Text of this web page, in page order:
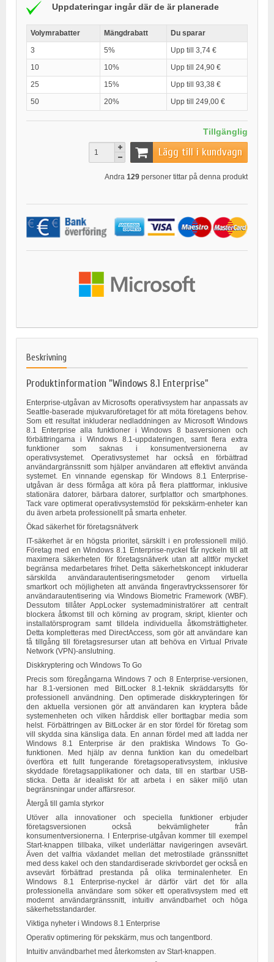
Uppdateringar ingår där de är planerade
Volymrabatter Mängdrabatt
Du sparar
3
5%
Upp till 3,74 €
10
10%
Upp till 24,90 €
25
15%
Upp till 93,38 €
50
20% Upp till 249,00 €
Tillgänglig
Lägg till i kundvagn
Andra 129 personer tittar på denna produkt
Beskrivning
Produktinformation "Windows 8.1 Enterprise"
Enterprise-utgåvan av Microsofts operativsystem har anpassats av
Seattle-baserade mjukvaruföretaget för att möta företagens behov.
Som ett resultat inkluderar nedladdningen av Microsoft Windows
8.1 Enterprise alla funktioner i Windows 8 basversionen och
förbättringarna i Windows 8.1-uppdateringen, samt flera extra
funktioner som saknas i konsumentversionerna av
operativsystemet. Operativsystemet har också en förbättrad
användargränssnitt som hjälper användaren att effektivt använda
systemet. En vinnande egenskap för Windows 8.1 Enterprise-
utgåvan är dess förmåga att köra på flera plattformar, inklusive
stationära datorer, bärbara datorer, surfplattor och smartphones.
Tack vare optimerat operativsystemstöd för pekskärm-enheter kan
du även arbeta professionellt på smarta enheter.
Ökad säkerhet för företagsnätverk
IT-säkerhet är en högsta prioritet, särskilt i en professionell miljö.
Företag med en Windows 8.1 Enterprise-nyckel får nyckeln till att
maximera säkerheten för företagsnätverk utan att alltför mycket
begränsa medarbetares frihet. Detta säkerhetskoncept inkluderar
särskilda användarautentiseringsmetoder genom virtuella
smartkort och möjligheten att använda fingeravtryckssensorer för
användarautentisering via Windows Biometric Framework (WBF).
Dessutom tillåter AppLocker systemadministratörer att centralt
blockera åtkomst till och körning av program, skript, klienter och
installatörsprogram samt tilldela individuella åtkomsträttigheter.
Detta kompletteras med DirectAccess, som gör att användare kan
få tillgång till företagsresurser utan att behöva en Virtual Private
Network (VPN)-anslutning.
Diskkryptering och Windows To Go
Precis som föregångarna Windows 7 och 8 Enterprise-versionen,
har 8.1-versionen med BitLocker 8.1-teknik skräddarsytts för
professionell användning. Den optimerade diskkrypteringen för
den aktuella versionen gör att användaren kan kryptera både
systemenheten och vilken hårddisk eller borttagbar media som
helst. Förbättringen av BitLocker är en stor fördel för företag som
vill skydda sina känsliga data. En annan fördel med att ladda ner
Windows 8.1 Enterprise är den praktiska Windows To Go-
funktionen. Med hjälp av denna funktion kan du omedelbart
överföra ett fullt fungerande företagsoperativsystem, inklusive
skyddade företagsapplikationer och data, till en startbar USB-
sticka. Detta är idealiskt för att arbeta i en säker miljö utan
begränsningar under affärsresor.
Återgå till gamla styrkor
Utöver alla innovationer och speciella funktioner erbjuder
företagsversionen också bekvämligheter från
konsumentversionerna. I Enterprise-utgåvan kommer till exempel
Start-knappen tillbaka, vilket underlättar navigeringen avsevärt.
Även det valfria växlandet mellan det metrostilade gränssnittet
med dess kakel och den standardiserade skrivbordet ger också en
avsevärt förbättrad prestanda på olika terminalenheter. En
Windows 8.1 Enterprise-nyckel är därför värt det för alla
professionella användare som söker ett operativsystem med ett
modernt användargränssnitt, intuitiv användbarhet och höga
säkerhetsstandarder.
Viktiga nyheter i Windows 8.1 Enterprise
Operativ optimering för pekskärm, mus och tangentbord.
Intuitiv användbarhet med återkomsten av Start-knappen.